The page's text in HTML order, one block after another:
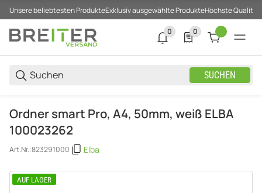
Unsere beliebtesten ProdukteExklusiv ausgewählte ProdukteHöchste Qualität
SUCHEN
0
0 neue Notifizierungen
0
0 Produkte in der
Elba
Ordner smart Pro, A4, 50mm, weiß ELBA
100023262
Art.Nr.:823291000
AUF LAGER